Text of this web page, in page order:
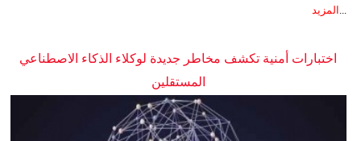
... المزيد
اختبارات أمنية تكشف مخاطر جديدة لوكلاء الذكاء الاصطناعي
المستقلين